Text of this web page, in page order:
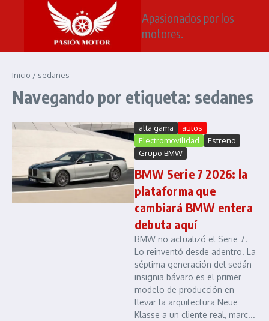
Saltar al contenido
Apasionados por los
motores.
Inicio / sedanes
Navegando por etiqueta: sedanes
alta gama
autos
Electromovilidad
Estreno
Grupo BMW
BMW Serie 7 2026: la
plataforma que
cambiará BMW entera
debuta aquí
BMW no actualizó el Serie 7.
Lo reinventó desde adentro. La
séptima generación del sedán
insignia bávaro es el primer
modelo de producción en
llevar la arquitectura Neue
Klasse a un cliente real, marc...